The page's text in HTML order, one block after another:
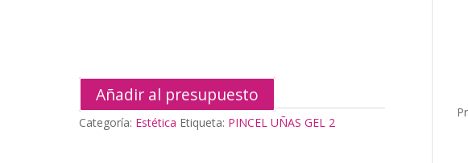
Añadir al presupuesto
Categoría: Estética Etiqueta: PINCEL UÑAS GEL 2